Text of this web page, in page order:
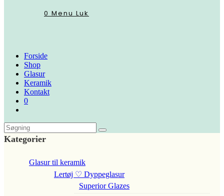
0 Menu Luk
Forside
Shop
Glasur
Keramik
Kontakt
0
Kategorier
Glasur til keramik
Lertøj ♡ Dyppeglasur
Superior Glazes